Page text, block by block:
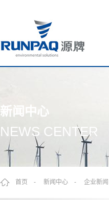
新闻中心
NEWS CENTER
首页 - 新闻中心 - 企业新闻